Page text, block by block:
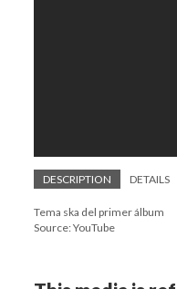
DESCRIPTION DETAILS
Tema ska del primer álbum
Source: YouTube